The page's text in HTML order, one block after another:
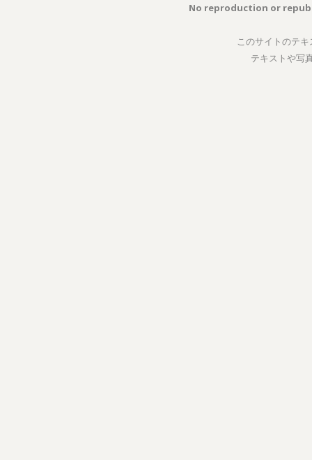
No reproduction or
このサイトのテ
テキストや写